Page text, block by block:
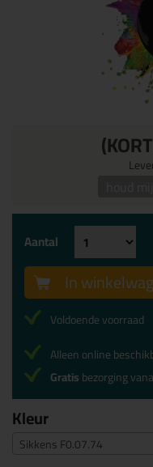
Kleur
Sikkens F0.07.74
Aantal
In
Voldoende voorraad
Alleen online
Gratisbezorging